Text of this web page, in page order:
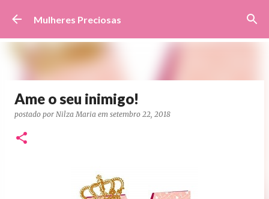
Pular para o conteúdo principal
Mulheres Preciosas
Ame o seu inimigo!
postado por Nilza Maria em setembro 22, 2018